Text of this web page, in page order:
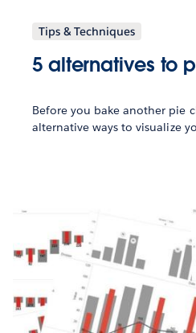
Tips & Techniques
5 alternatives to
Before you bake another pie
alternative ways to visualize